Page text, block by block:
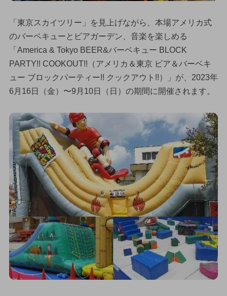
「東京スカイツリー」を見上げながら、本場アメリカ式
のバーベキューとビアガーデン、音楽を楽しめる
「America & Tokyo BEER&バーベキュー BLOCK
PARTY!! COOKOUT!!（アメリカ＆東京 ビア＆バーベキ
ュー ブロックパーティー!! クックアウト!!）」が、2023年
6月16日（金）〜9月10日（日）の期間に開催されます。